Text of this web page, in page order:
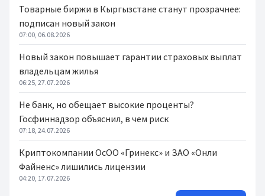
Товарные биржи в Кыргызстане станут прозрачнее:
подписан новый закон
07:00, 06.08.2026
Новый закон повышает гарантии страховых выплат
владельцам жилья
06:25, 27.07.2026
Не банк, но обещает высокие проценты?
Госфиннадзор объяснил, в чем риск
07:18, 24.07.2026
Криптокомпании ОсОО «Гринекс» и ЗАО «Онли
Файненс» лишились лицензии
04:20, 17.07.2026